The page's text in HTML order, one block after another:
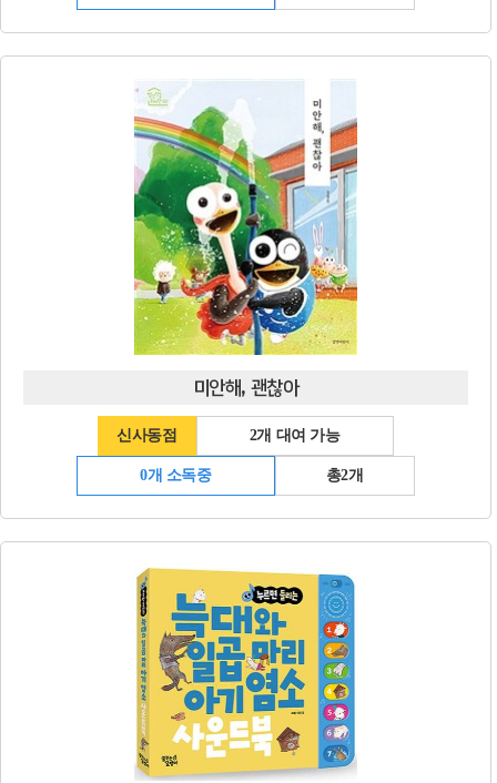
미안해, 괜찮아
신사동점 2개 대여 가능
0개 소독중 총2개